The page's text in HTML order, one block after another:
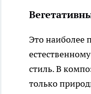
Это наиболее
стиль. В
только